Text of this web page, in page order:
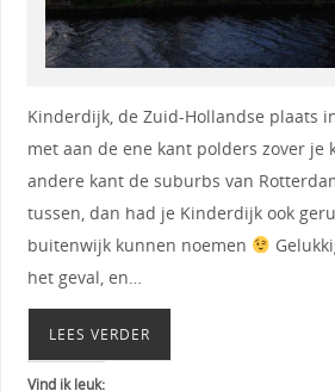
Kinderdijk, de Zuid-Hollandse plaats
met aan de ene kant polders zover je
andere kant de suburbs van
tussen, dan had je Kinderdijk ook
buitenwijk kunnen noemen
het geval, en…
LEES VERDER
Vind ik leuk: